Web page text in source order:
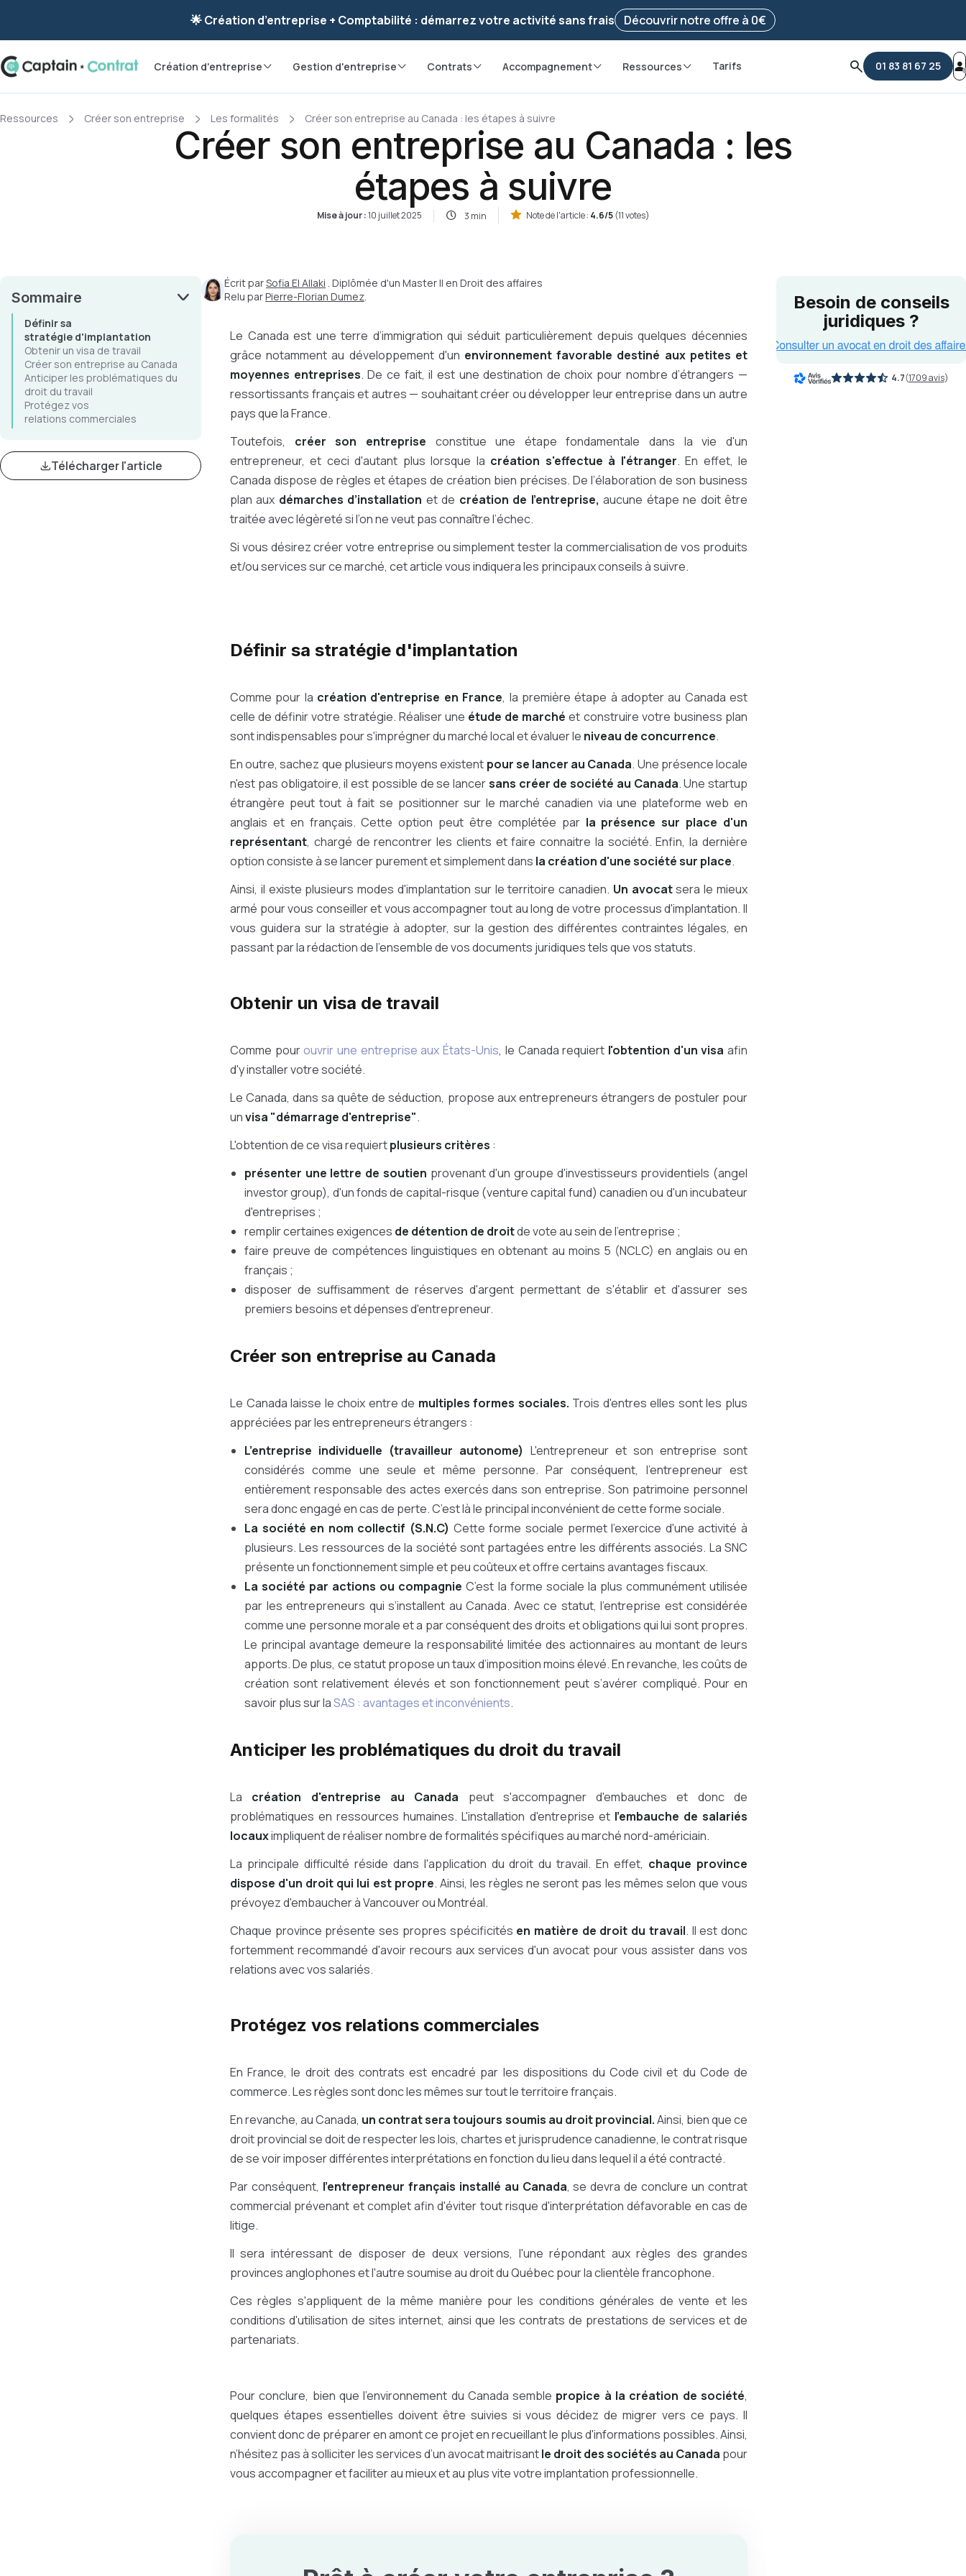
Ravis de vous revoir ! Votre démarchea été enregistrée 🚀 Reprendre ma démarche
🌟 Création d’entreprise + Comptabilité : démarrez votre activité sans frais Découvrir notre offre à 0€
Création d'entreprise Gestion d'entreprise Contrats Accompagnement Ressources Tarifs 01 83 81 67 25
Ressources Créer son entreprise Les formalités Créer son entreprise au Canada : les étapes à suivre
Créer son entreprise au Canada : les
étapes à suivre
Mise à jour :10 juillet 2025 3 min Note de l'article : 4.6/5(11 votes)
Sommaire
Définir sa
stratégie d'implantation
Obtenir un visa de travail
Créer son entreprise au Canada
Anticiper les problématiques du
droit du travail
Protégez vos
relations commerciales
Télécharger l'article
Écrit parSofia El Allaki . Diplômée d'un Master II en Droit des affaires
Relu parPierre-Florian Dumez.
Le Canada est une terre d’immigration qui séduit particulièrement depuis quelques décennies
grâce notamment au développement d'un environnement favorable destiné aux petites et
moyennes entreprises. De ce fait, il est une destination de choix pour nombre d’étrangers —
ressortissants français et autres — souhaitant créer ou développer leur entreprise dans un autre
pays que la France.
Toutefois, créer son entreprise constitue une étape fondamentale dans la vie d'un
entrepreneur, et ceci d'autant plus lorsque la création s'effectue à l'étranger. En effet, le
Canada dispose de règles et étapes de création bien précises. De l’élaboration de son business
plan aux démarches d’installation et de création de l’entreprise, aucune étape ne doit être
traitée avec légèreté si l’on ne veut pas connaître l’échec.
Si vous désirez créer votre entreprise ou simplement tester la commercialisation de vos produits
et/ou services sur ce marché, cet article vous indiquera les principaux conseils à suivre.
Définir sa stratégie d'implantation
Comme pour la création d'entreprise en France, la première étape à adopter au Canada est
celle de définir votre stratégie. Réaliser une étude de marché et construire votre business plan
sont indispensables pour s'imprégner du marché local et évaluer le niveau de concurrence.
En outre, sachez que plusieurs moyens existent pour se lancer au Canada. Une présence locale
n'est pas obligatoire, il est possible de se lancersans créer de société au Canada. Une startup
étrangère peut tout à fait se positionner sur le marché canadien via une plateforme web en
anglais et en français. Cette option peut être complétée par la présence sur place d'un
représentant, chargé de rencontrer les clients et faire connaitre la société. Enfin, la dernière
option consiste à se lancer purement et simplement dans la création d'une société sur place.
Ainsi, il existe plusieurs modes d'implantation sur le territoire canadien. Un avocatsera le mieux
armé pour vous conseiller et vous accompagner tout au long de votre processus d'implantation. Il
vous guidera sur la stratégie à adopter, sur la gestion des différentes contraintes légales, en
passant par la rédaction de l'ensemble de vos documents juridiques tels que vos statuts.
Obtenir un visa de travail
Comme pourouvrir une entreprise aux États-Unis, le Canada requiert l'obtention d'un visa afin
d'y installer votre société.
Le Canada, dans sa quête de séduction, propose aux entrepreneurs étrangers de postuler pour
unvisa "démarrage d'entreprise".
L'obtention de ce visa requiertplusieurs critères :
présenter une lettre de soutien provenant d'un groupe d'investisseurs providentiels (angel
investor group), d'un fonds de capital-risque (venture capital fund) canadien ou d'un incubateur
d'entreprises ;
remplir certaines exigences de détention de droitde vote au sein de l'entreprise ;
faire preuve de compétences linguistiques en obtenant au moins 5 (NCLC) en anglais ou en
français ;
disposer de suffisamment de réserves d'argent permettant de s'établir et d'assurer ses
premiers besoins et dépenses d'entrepreneur.
Créer son entreprise au Canada
Le Canada laisse le choix entre de multiples formes sociales. Trois d'entres elles sont les plus
appréciées par les entrepreneurs étrangers :
L’entreprise individuelle (travailleur autonome) L'entrepreneur et son entreprise sont
considérés comme une seule et même personne. Par conséquent, l’entrepreneur est
entièrement responsable des actes exercés dans son entreprise. Son patrimoine personnel
sera donc engagé en cas de perte. C’est là le principal inconvénient de cette forme sociale.
La société en nom collectif (S.N.C) Cette forme sociale permet l'exercice d'une activité à
plusieurs. Les ressources de la société sont partagées entre les différents associés. La SNC
présente un fonctionnement simple et peu coûteux et offre certains avantages fiscaux.
La société par actions ou compagnie C’est la forme sociale la plus communément utilisée
par les entrepreneurs qui s’installent au Canada. Avec ce statut, l’entreprise est considérée
comme une personne morale et a par conséquent des droits et obligations qui lui sont propres.
Le principal avantage demeure la responsabilité limitée des actionnaires au montant de leurs
apports. De plus, ce statut propose un taux d’imposition moins élevé. En revanche, les coûts de
création sont relativement élevés et son fonctionnement peut s’avérer compliqué. Pour en
savoir plus sur laSAS : avantages et inconvénients.
Anticiper les problématiques du droit du travail
La création d'entreprise au Canada peut s'accompagner d'embauches et donc de
problématiques en ressources humaines. L'installation d'entreprise et l'embauche de salariés
locauximpliquent de réaliser nombre de formalités spécifiques au marché nord-américiain.
La principale difficulté réside dans l'application du droit du travail. En effet, chaque province
dispose d'un droit qui lui est propre. Ainsi, les règles ne seront pas les mêmes selon que vous
prévoyez d'embaucher à Vancouver ou Montréal.
Chaque province présente ses propres spécificités en matière de droit du travail. Il est donc
fortemment recommandé d'avoir recours aux services d'un avocat pour vous assister dans vos
relations avec vos salariés.
Protégez vos relations commerciales
En France, le droit des contrats est encadré par les dispositions du Code civil et du Code de
commerce. Les règles sont donc les mêmes sur tout le territoire français.
En revanche, au Canada, un contrat sera toujours soumis au droit provincial.Ainsi, bien que ce
droit provincial se doit de respecter les lois, chartes et jurisprudence canadienne, le contrat risque
de se voir imposer différentes interprétations en fonction du lieu dans lequel il a été contracté.
Par conséquent, l'entrepreneur français installé au Canada, se devra de conclure un contrat
commercial prévenant et complet afin d'éviter tout risque d'interprétation défavorable en cas de
litige.
Il sera intéressant de disposer de deux versions, l'une répondant aux règles des grandes
provinces anglophones et l'autre soumise au droit du Québec pour la clientèle francophone.
Ces règles s'appliquent de la même manière pour les conditions générales de vente et les
conditions d'utilisation de sites internet, ainsi que les contrats de prestations de services et de
partenariats.
Pour conclure, bien que l’environnement du Canada semble propice à la création de société,
quelques étapes essentielles doivent être suivies si vous décidez de migrer vers ce pays. Il
convient donc de préparer en amont ce projet en recueillant le plus d'informations possibles. Ainsi,
n’hésitez pas à solliciter les services d’un avocat maitrisantle droit des sociétés au Canada pour
vous accompagner et faciliter au mieux et au plus vite votre implantation professionnelle.
4.7(1709 avis)
Besoin de conseils
juridiques ?